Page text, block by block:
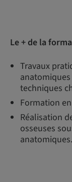
Le + de la
Travaux
techniques
Formation
Réalisation
osseuses
anatomiques.